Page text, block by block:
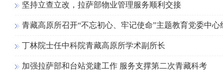
坚持立查立改，拉萨部物业管理服务顺利交接
青藏高原所召开“不忘初心、牢记使命”主题教育党委中
丁林院士任中科院青藏高原所学术副所长
加强拉萨部和台站党建工作 服务支撑第二次青藏科考